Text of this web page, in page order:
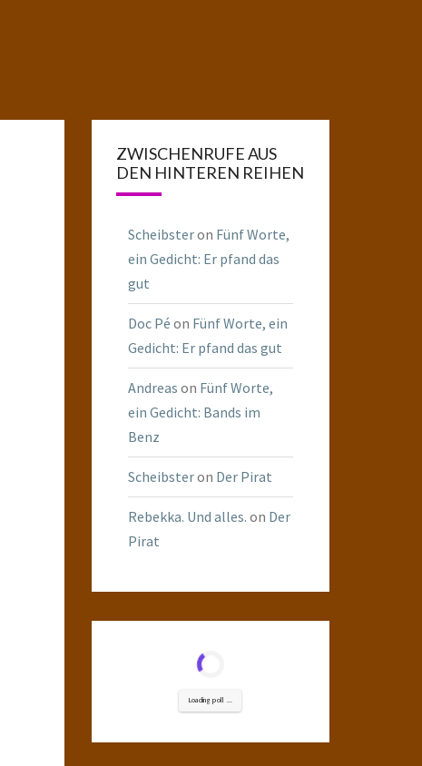
ZWISCHENRUFE AUS
DEN HINTEREN REIHEN
Scheibsteron Fünf Worte,
ein Gedicht: Er pfand das
gut
Doc Pé on Fünf Worte, ein
Gedicht: Er pfand das gut
Andreas on Fünf Worte,
ein Gedicht: Bands im
Benz
Scheibsteron Der Pirat
Rebekka. Und alles. on Der
Pirat
Loading poll ...